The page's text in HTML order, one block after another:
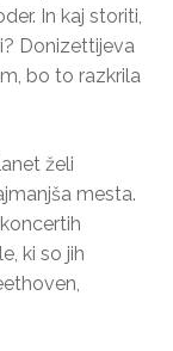
In kaj storiti,
Donizettijeva
bo to razkrila
želi
mesta.
ki so jih